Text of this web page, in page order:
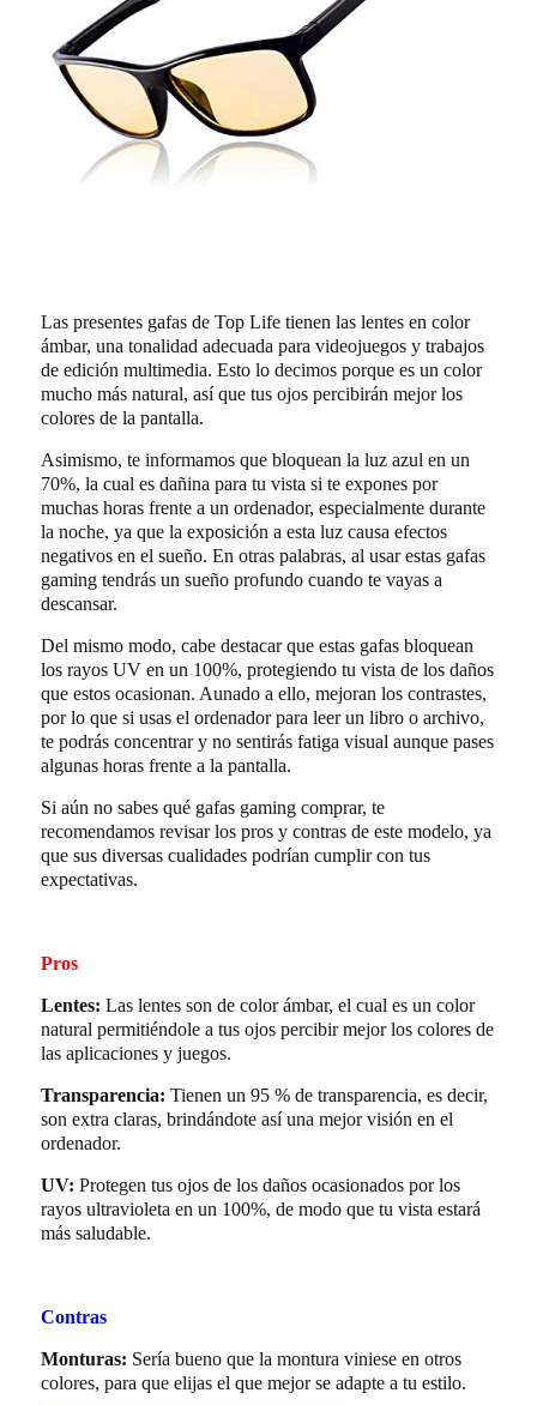
Las presentes gafas de Top Life tienen las lentes en color
ámbar, una tonalidad adecuada para videojuegos y trabajos
de edición multimedia. Esto lo decimos porque es un color
mucho más natural, así que tus ojos percibirán mejor los
colores de la pantalla.
Asimismo, te informamos que bloquean la luz azul en un
70%, la cual es dañina para tu vista si te expones por
muchas horas frente a un ordenador, especialmente durante
la noche, ya que la exposición a esta luz causa efectos
negativos en el sueño. En otras palabras, al usar estas gafas
gaming tendrás un sueño profundo cuando te vayas a
descansar.
Del mismo modo, cabe destacar que estas gafas bloquean
los rayos UV en un 100%, protegiendo tu vista de los daños
que estos ocasionan. Aunado a ello, mejoran los contrastes,
por lo que si usas el ordenador para leer un libro o archivo,
te podrás concentrar y no sentirás fatiga visual aunque pases
algunas horas frente a la pantalla.
Si aún no sabes qué gafas gaming comprar, te
recomendamos revisar los pros y contras de este modelo, ya
que sus diversas cualidades podrían cumplir con tus
expectativas.
Pros
Lentes: Las lentes son de color ámbar, el cual es un color
natural permitiéndole a tus ojos percibir mejor los colores de
las aplicaciones y juegos.
Transparencia: Tienen un 95 % de transparencia, es decir,
son extra claras, brindándote así una mejor visión en el
ordenador.
UV: Protegen tus ojos de los daños ocasionados por los
rayos ultravioleta en un 100%, de modo que tu vista estará
más saludable.
Contras
Monturas: Sería bueno que la montura viniese en otros
colores, para que elijas el que mejor se adapte a tu estilo.